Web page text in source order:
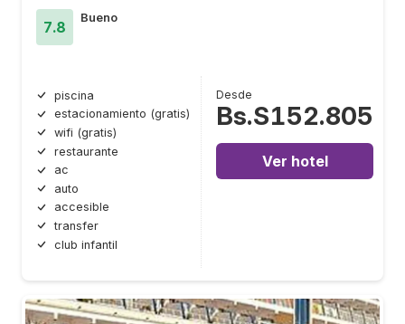
7.8
Bueno
piscina
estacionamiento (gratis)
wifi (gratis)
restaurante
ac
auto
accesible
transfer
club infantil
Desde
Bs.S152.805
Ver hotel